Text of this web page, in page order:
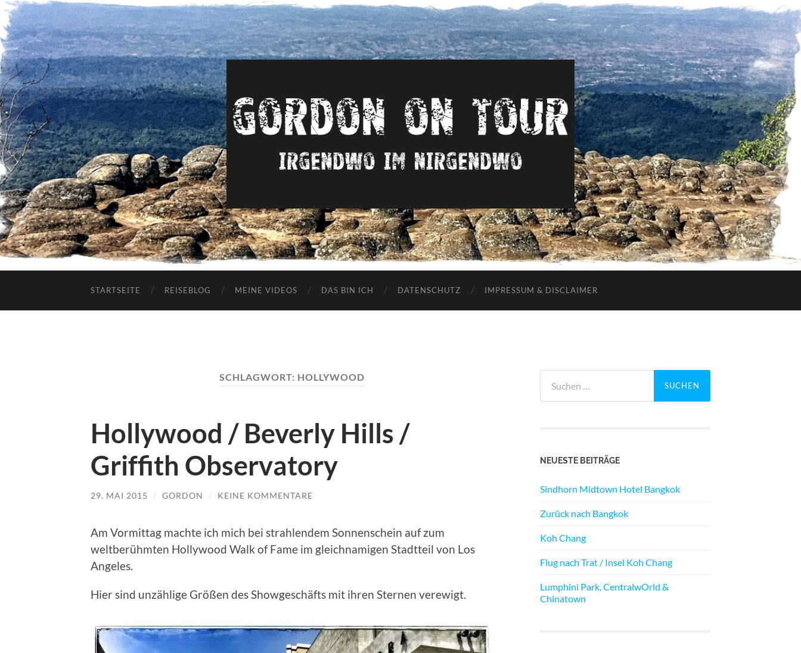
Irgendwo
im
nirgendwo
STARTSEITE REISEBLOG MEINE VIDEOS DAS BIN ICH DATENSCHUTZ IMPRESSUM & DISCLAIMER
SCHLAGWORT: HOLLYWOOD
Hollywood / Beverly Hills /
Griffith Observatory
29. MAI 2015 / GORDON / KEINE KOMMENTARE
Am Vormittag machte ich mich bei strahlendem Sonnenschein auf zum
weltberühmten Hollywood Walk of Fame im gleichnamigen Stadtteil von Los
Angeles.
Hier sind unzählige Größen des Showgeschäfts mit ihren Sternen verewigt.
nach:
NEUESTE BEITRÄGE
Sindhorn Midtown Hotel Bangkok
Zurück nach Bangkok
Koh Chang
Flug nach Trat / Insel Koh Chang
Lumphini Park, CentralwOrld &
Chinatown